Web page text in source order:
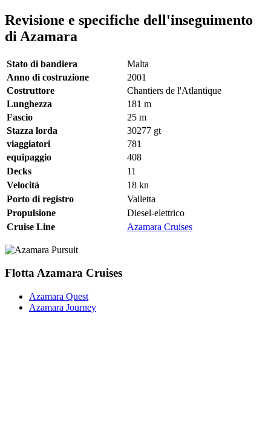
Revisione e specifiche dell'inseguimento
di Azamara
Stato di bandiera
Malta
Anno di costruzione
2001
Costruttore
Chantiers de l'Atlantique
Lunghezza
181 m
Fascio
25 m
Stazza lorda
30277 gt
viaggiatori
781
equipaggio
408
Decks
11
Velocità
18 kn
Porto di registro
Valletta
Propulsione
Diesel-elettrico
Cruise Line
Azamara Cruises
Flotta Azamara Cruises
Azamara Quest
Azamara Journey